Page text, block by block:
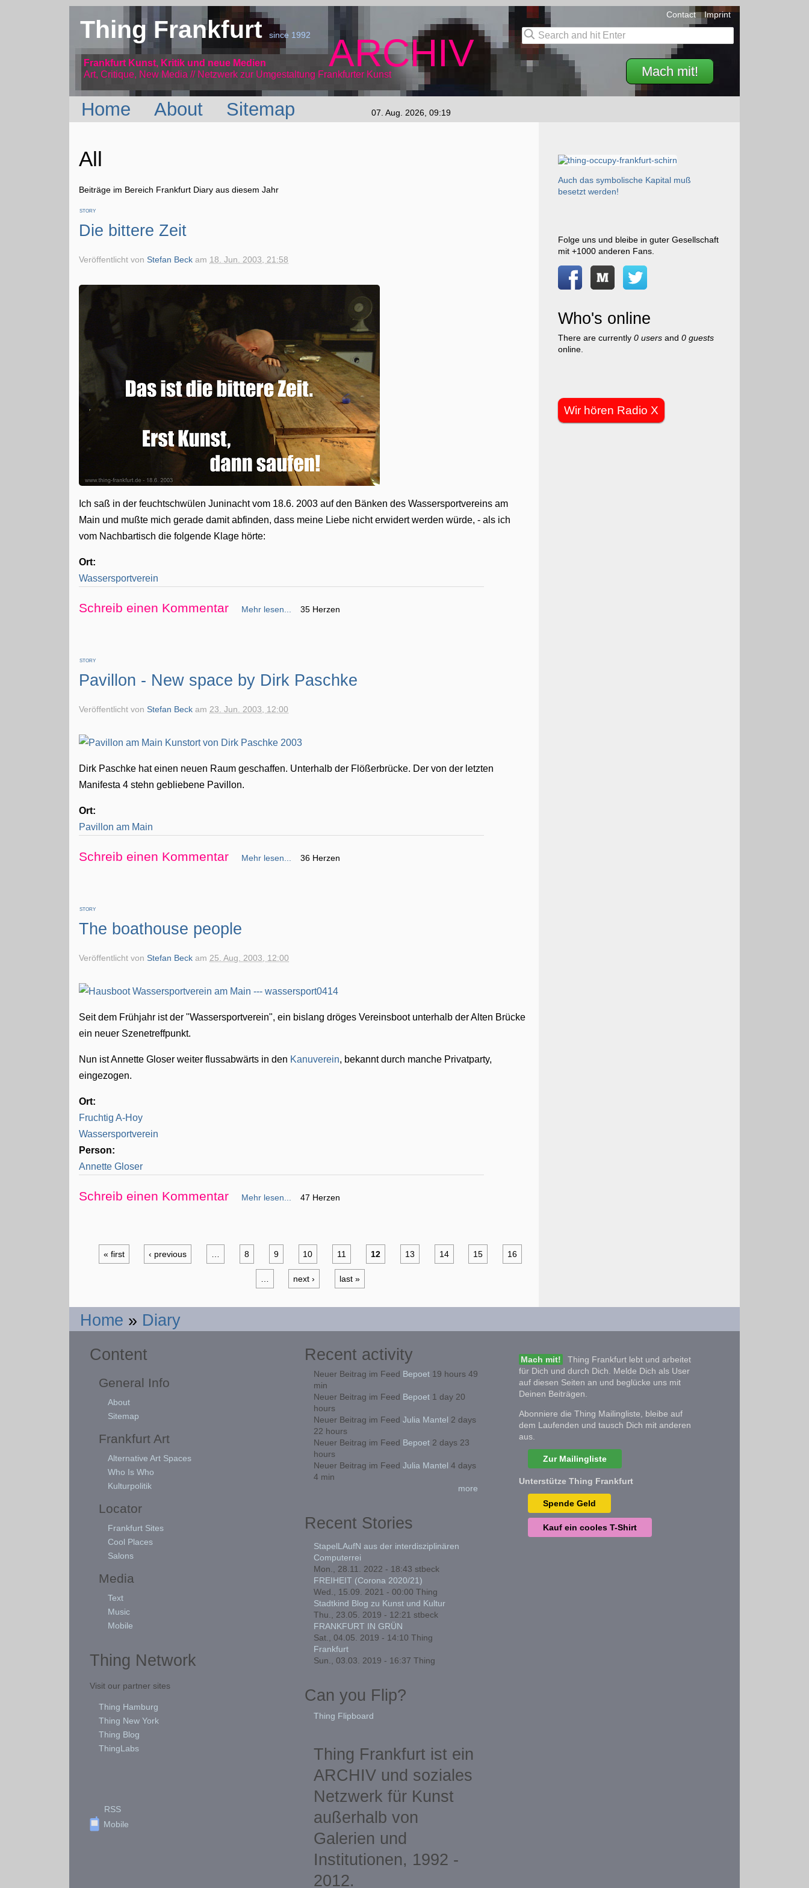
Thing Frankfurtsince 1992
Frankfurt Kunst, Kritik und neue Medien
Art, Critique, New Media // Netzwerk
ARCHIV
zur Umgestaltung Frankfurter Kunst Mach mit!
Contact Imprint
Home About Sitemap 07. Aug. 2026, 09:19
All
Beiträge im Bereich Frankfurt Diary aus diesem Jahr
STORY
Die bittere Zeit
Veröffentlicht vonStefan Beck am 18. Jun. 2003, 21:58
Ich saß in der feuchtschwülen Juninacht vom 18.6. 2003 auf den Bänken des Wassersportvereins am
Main und mußte mich gerade damit abfinden, dass meine Liebe nicht erwidert werden würde, - als ich
vom Nachbartisch die folgende Klage hörte:
Ort:
Wassersportverein
Schreib einen Kommentar Mehr lesen... 35 Herzen
STORY
Pavillon - New space by Dirk Paschke
Veröffentlicht vonStefan Beck am 23. Jun. 2003, 12:00
Dirk Paschke hat einen neuen Raum geschaffen. Unterhalb der Flößerbrücke. Der von der letzten
Manifesta 4 stehn gebliebene Pavillon.
Ort:
Pavillon am Main
Schreib einen Kommentar Mehr lesen... 36 Herzen
STORY
The boathouse people
Veröffentlicht vonStefan Beck am 25. Aug. 2003, 12:00
Seit dem Frühjahr ist der "Wassersportverein", ein bislang dröges Vereinsboot unterhalb der Alten Brücke
ein neuer Szenetreffpunkt.
Nun ist Annette Gloser weiter flussabwärts in den Kanuverein, bekannt durch manche Privatparty,
eingezogen.
Ort:
Fruchtig A-Hoy
Wassersportverein
Person:
Annette Gloser
Schreib einen Kommentar Mehr lesen... 47 Herzen
« first ‹ previous 8 9 10 11 12 13 14 15 16
next › last »
Auch das symbolische Kapital muß
besetzt werden!
Folge uns und bleibe in guter Gesellschaft
mit +1000 anderen Fans.
Who's online
There are currently 0 usersand 0 guests
online.
Wir hören Radio X
Home » Diary
Content
General Info
About
Sitemap
Frankfurt Art
Alternative Art Spaces
Who Is Who
Kulturpolitik
Locator
Frankfurt Sites
Cool Places
Salons
Media
Text
Music
Mobile
Thing Network
Visit our partner sites
Thing Hamburg
Thing New York
Thing Blog
ThingLabs
RSS
Mobile
Recent activity
Neuer Beitrag im Feed Bepoet19 hours 49
min
Neuer Beitrag im Feed Bepoet1 day 20
hours
Neuer Beitrag im Feed Julia Mantel 2 days
22 hours
Neuer Beitrag im Feed Bepoet2 days 23
hours
Neuer Beitrag im Feed Julia Mantel 4 days
4 min
more
Recent Stories
StapelLAufN aus der interdisziplinären
Computerrei
Mon., 28.11. 2022 - 18:43 stbeck
FREIHEIT (Corona 2020/21)
Wed., 15.09. 2021 - 00:00 Thing
Stadtkind Blog zu Kunst und Kultur
Thu., 23.05. 2019 - 12:21 stbeck
FRANKFURT IN GRÜN
Sat., 04.05. 2019 - 14:10 Thing
Frankfurt
Sun., 03.03. 2019 - 16:37 Thing
Can you Flip?
Thing Flipboard
Thing Frankfurt ist ein
ARCHIV und soziales
Netzwerk für Kunst
außerhalb von
Galerien und
Institutionen, 1992 -
2012.
Mach mit!
Thing Frankfurt lebt und arbeitet
für Dich und durch Dich. Melde Dich als User
auf diesen Seiten an und beglücke uns mit
Deinen Beiträgen.
Abonniere die Thing Mailingliste, bleibe auf
dem Laufenden und tausch Dich mit anderen
aus.
Zur Mailingliste
Unterstütze Thing Frankfurt
Spende Geld
Kauf ein cooles T-Shirt